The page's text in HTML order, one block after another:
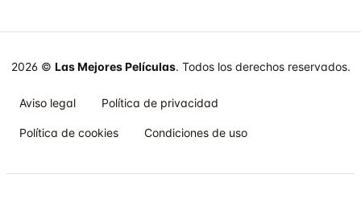
2026 © Las Mejores Películas. Todos los derechos reservados.
Aviso legal Política de privacidad
Política de cookies Condiciones de uso